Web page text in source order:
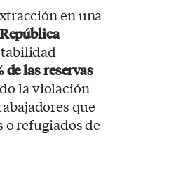
en una
República
de las reservas
la violación
que
o refugiados de